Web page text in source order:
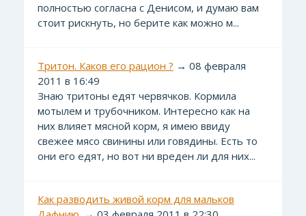
полностью согласна с Денисом, и думаю вам
стоит рискнуть, но берите как можно м...
Тритон. Каков его рацион ? → 08 февраля
2011 в 16:49
Знаю тритоны едят червячков. Кормила
мотылем и трубочником. Интересно как на
них влияет мясной корм, я имею ввиду
свежее мясо свинины или говядины. Есть то
они его едят, но вот ни вреден ли для них...
Как разводить живой корм для мальков